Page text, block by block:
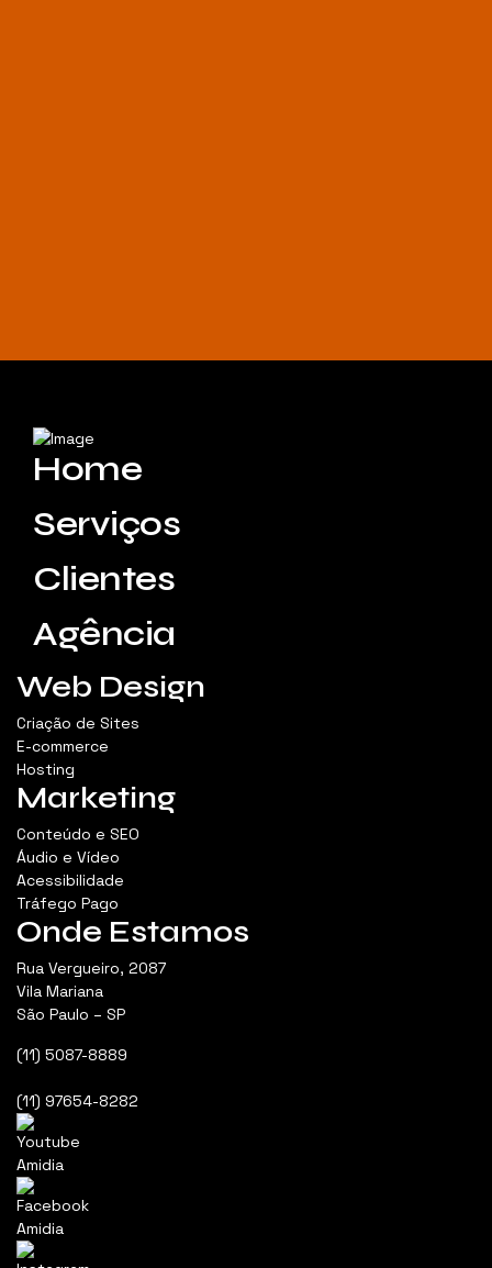
Home
Serviços
Clientes
Agência
Web Design
Criação de Sites
E-commerce
Hosting
Marketing
Conteúdo e SEO
Áudio e Vídeo
Acessibilidade
Tráfego Pago
Onde Estamos
Rua Vergueiro, 2087
Vila Mariana
São Paulo – SP
(11) 5087-8889
(11) 97654-8282